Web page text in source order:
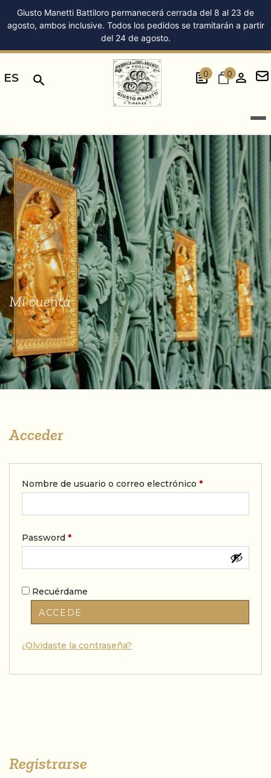
Giusto Manetti Battiloro permanecerá cerrada del 8 al 23 de
agosto, ambos inclusive. Todos los pedidos se tramitarán a partir
del 24 de agosto.
ES 0 0
Mi cuenta
Acceder
Nombre de usuario o correo electrónico *
Password *
Recuérdame
ACCEDE
¿Olvidaste la contraseña?
Registrarse